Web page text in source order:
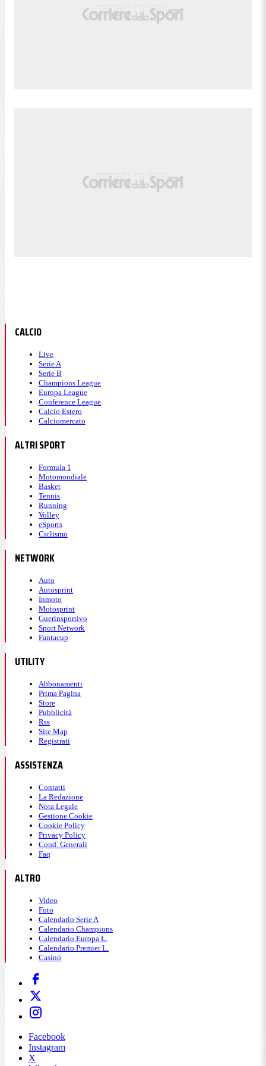
CALCIO
Live
Serie A
Serie B
Champions League
Europa League
Conference League
Calcio Estero
Calciomercato
ALTRI SPORT
Formula 1
Motomondiale
Basket
Tennis
Running
Volley
eSports
Ciclismo
NETWORK
Auto
Autosprint
Inmoto
Motosprint
Guerinsportivo
Sport Network
Fantacup
UTILITY
Abbonamenti
Prima Pagina
Store
Pubblicità
Rss
Site Map
Registrati
ASSISTENZA
Contatti
La Redazione
Nota Legale
Gestione Cookie
Cookie Policy
Privacy Policy
Cond. Generali
Faq
ALTRO
Video
Foto
Calendario Serie A
Calendario Champions
Calendario Europa L.
Calendario Premier L.
Casinò
Facebook
Instagram
X